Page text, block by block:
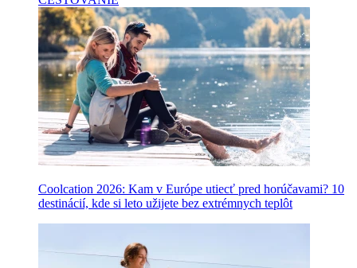
Coolcation 2026: Kam v Európe utiecť pred horúčavami? 10
destinácií, kde si leto užijete bez extrémnych teplôt